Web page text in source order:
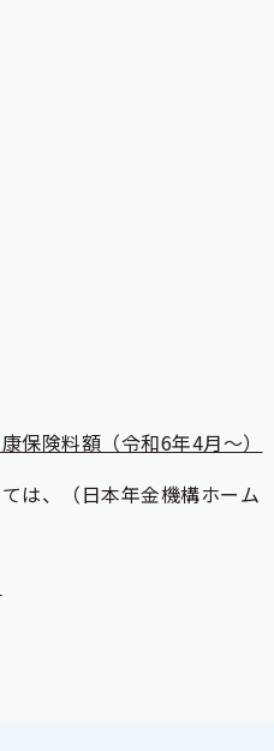
保険料額（令和6年4月～）
は、（日本年金機構ホーム